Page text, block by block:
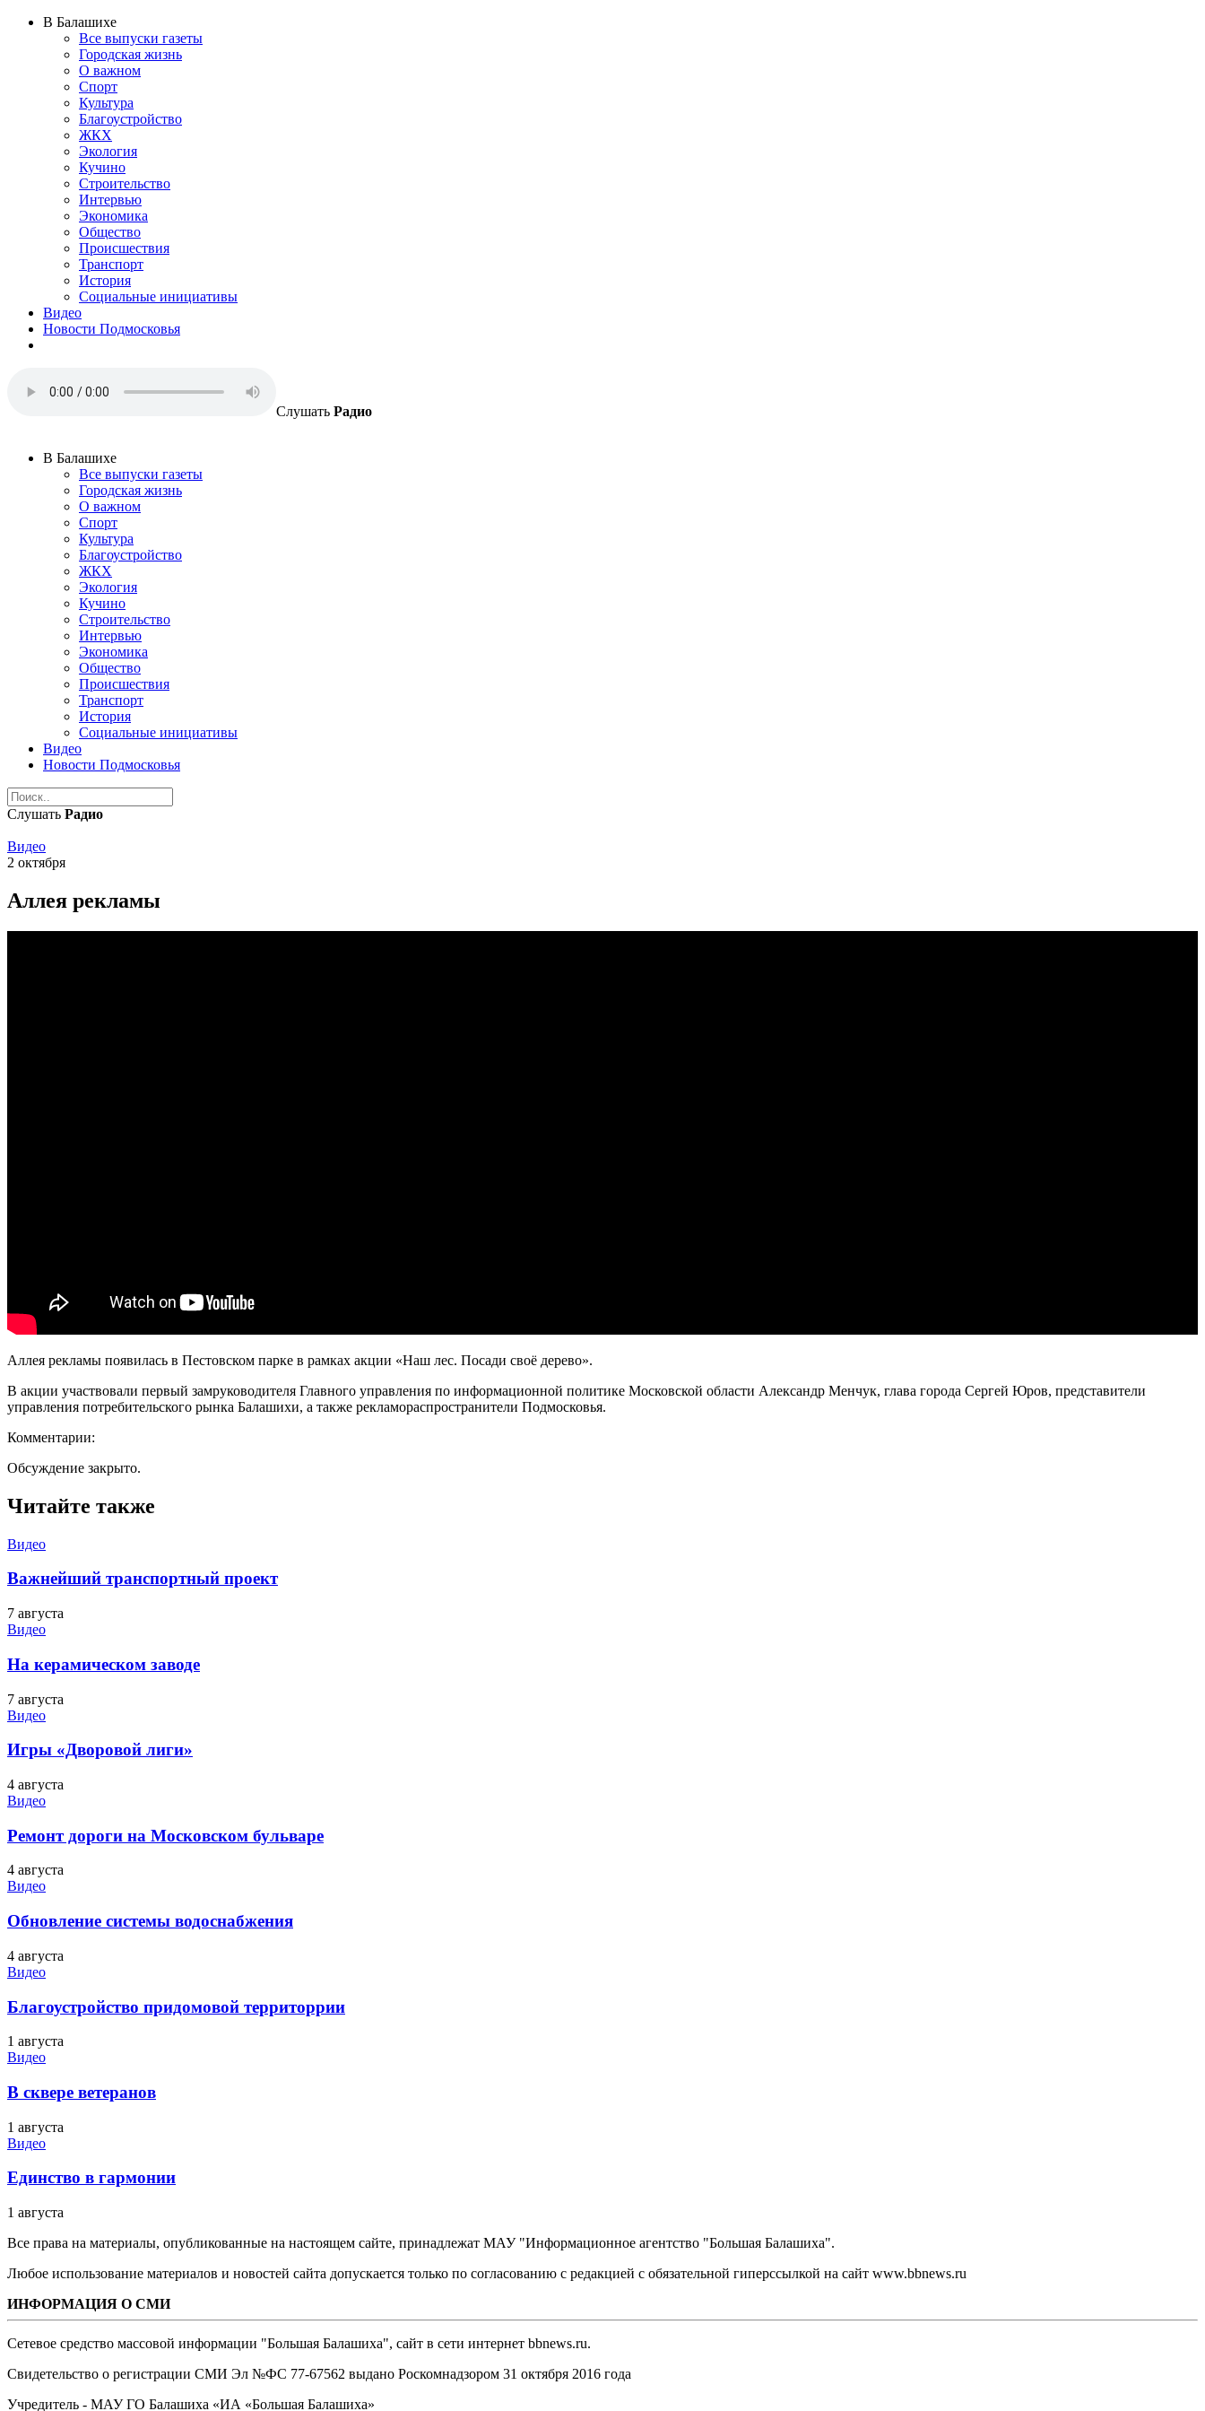
В Балашихе
Все выпуски газеты
Городская жизнь
О важном
Спорт
Культура
Благоустройство
ЖКХ
Экология
Кучино
Строительство
Интервью
Экономика
Общество
Происшествия
Транспорт
История
Социальные инициативы
Видео
Новости Подмосковья
Слушать Радио
В Балашихе
Все выпуски газеты
Городская жизнь
О важном
Спорт
Культура
Благоустройство
ЖКХ
Экология
Кучино
Строительство
Интервью
Экономика
Общество
Происшествия
Транспорт
История
Социальные инициативы
Видео
Новости Подмосковья
Слушать Радио
Видео
2 октября
Аллея рекламы
Аллея рекламы появилась в Пестовском парке в рамках акции «Наш лес. Посади своё дерево».
В акции участвовали первый замруководителя Главного управления по информационной политике Московской области Александр Менчук, глава города Сергей Юров, представители
управления потребительского рынка Балашихи, а также рекламораспространители Подмосковья.
Комментарии:
Обсуждение закрыто.
Читайте также
Видео
Важнейший транспортный проект
7 августа
Видео
На керамическом заводе
7 августа
Видео
Игры «Дворовой лиги»
4 августа
Видео
Ремонт дороги на Московском бульваре
4 августа
Видео
Обновление системы водоснабжения
4 августа
Видео
Благоустройство придомовой территоррии
1 августа
Видео
В сквере ветеранов
1 августа
Видео
Единство в гармонии
1 августа
Все права на материалы, опубликованные на настоящем сайте, принадлежат МАУ "Информационное агентство "Большая Балашиха".
Любое использование материалов и новостей сайта допускается только по согласованию с редакцией с обязательной гиперссылкой на сайт www.bbnews.ru
ИНФОРМАЦИЯ О СМИ
Сетевое средство массовой информации "Большая Балашиха", сайт в сети интернет bbnews.ru.
Свидетельство о регистрации СМИ Эл №ФС ‎77-67562 выдано Роскомнадзором 31 октября 2016 года
Учредитель - МАУ ГО Балашиха «ИА «Большая Балашиха»